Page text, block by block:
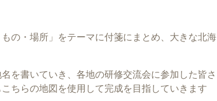
の・場所」をテーマに付箋にまとめ、大きな北海
を書いていき、各地の研修交流会に参加した皆さ
ちらの地図を使用して完成を目指していきます